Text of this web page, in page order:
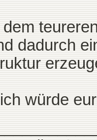
dem
dadurch
würde